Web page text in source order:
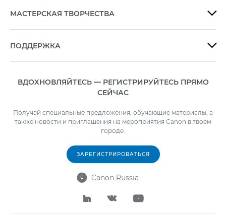
МАСТЕРСКАЯ ТВОРЧЕСТВА 
ПОДДЕРЖКА 
ВДОХНОВЛЯЙТЕСЬ — РЕГИСТРИРУЙТЕСЬ ПРЯМО
СЕЙЧАС
Получай специальные предложения, обучающие материалы, а
также новости и приглашения на мероприятия Canon в твоем
городе.
ЗАРЕГИСТРИРОВАТЬСЯ
 Canon Russia
  